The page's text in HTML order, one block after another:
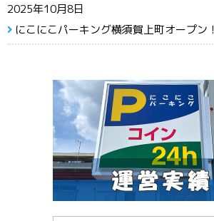
2025年10月8日
にこにこパーキング横須賀上町オープン！